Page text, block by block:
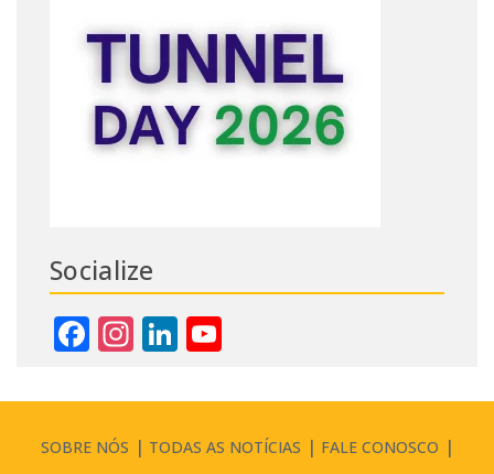
Socialize
Facebook
Instagram
LinkedIn
SOBRE NÓS TODAS AS NOTÍCIAS FALE CONOSCO